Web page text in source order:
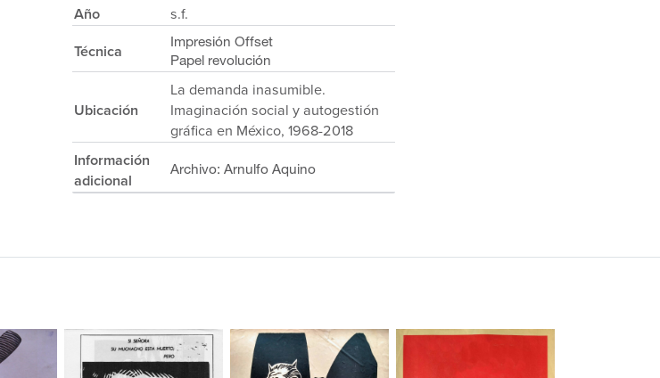
Año s.f.
Técnica
Impresión Offset
Papel revolución
Ubicación
La demanda inasumible.
Imaginación social y autogestión
gráfica en México, 1968-2018
Información
adicional
Archivo: Arnulfo Aquino